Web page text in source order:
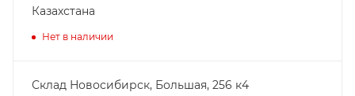
Казахстана
Нет в наличии
Склад Новосибирск, ​Большая, 256 к4